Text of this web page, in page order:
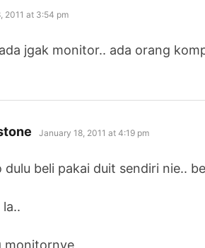
2011 at 3:54 pm
jgak monitor.. ada orang
says:
January 18, 2011 at 4:19 pm
dulu beli pakai duit sendiri nie..
monitornye